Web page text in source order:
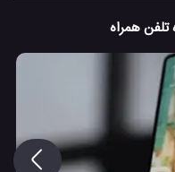
همراه